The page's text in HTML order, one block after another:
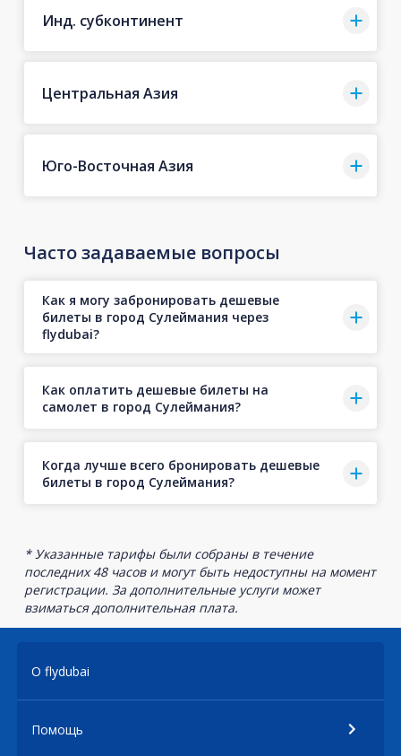
Инд. субконтинент
Центральная Азия
Юго-Восточная Азия
Часто задаваемые вопросы
Как я могу забронировать дешевые
билеты в город Сулеймания через
flydubai?
Как оплатить дешевые билеты на
самолет в город Сулеймания?
Когда лучше всего бронировать дешевые
билеты в город Сулеймания?
* Указанные тарифы были собраны в течение
последних 48 часов и могут быть недоступны на момент
регистрации. За дополнительные услуги может
взиматься дополнительная плата.
О flydubai
Помощь